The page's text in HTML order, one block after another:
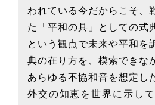
われている今だからこそ、
た「平和の具」としての式
という観点で未来や平和を
典の在り方を、模索できな
あらゆる不協和音を想定し
外交の知恵を世界に示し